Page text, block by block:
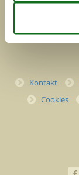
Kontakt
Cookies